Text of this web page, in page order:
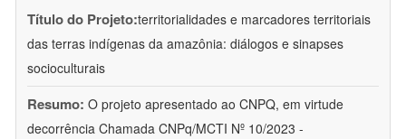
Título do Projeto:territorialidades e marcadores territoriais
das terras indígenas da amazônia: diálogos e sinapses
socioculturais
Resumo: O projeto apresentado ao CNPQ, em virtude
decorrência Chamada CNPq/MCTI Nº 10/2023 -